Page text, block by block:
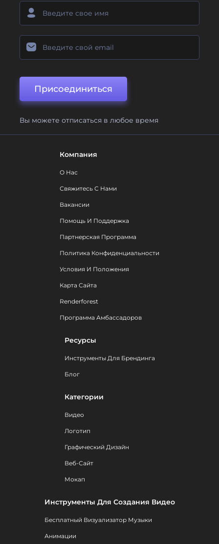
Присоединиться
Вы можете отписаться в любое время
Компания
О Нас
Свяжитесь С Нами
Вакансии
Помощь И Поддержка
Партнерская Программа
Политика Конфиденциальности
Условия И Положения
Карта Сайта
Renderforest
Программа Амбассадоров
Ресурсы
Инструменты Для Брендинга
Блог
Категории
Видео
Логотип
Графический Дизайн
Веб-Сайт
Мокап
Инструменты Для Создания Видео
Бесплатный Визуализатор Музыки
Анимации